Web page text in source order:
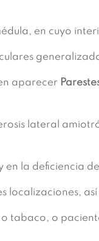
en cuyo
aparecer
lateral
la deficiencia
localizaciones,
tabaco, o